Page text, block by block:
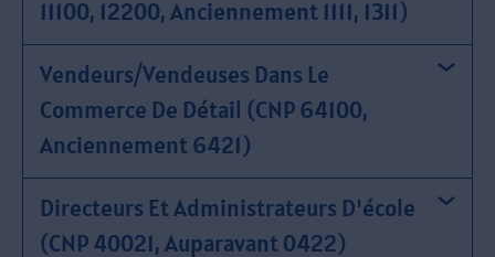
11100, 12200, Anciennement 1111, 1311)
Vendeurs/vendeuses Dans Le
Commerce De Détail (CNP 64100,
Anciennement 6421)
Directeurs Et Administrateurs D'école
(CNP 40021, Auparavant 0422)